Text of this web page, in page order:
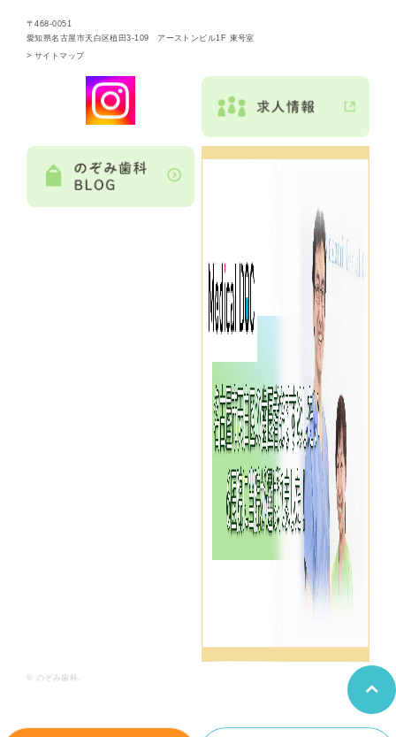
〒468-0051
愛知県名古屋市天白区植田3-109 アーストンビル1F 東号室
> サイトマップ
© のぞみ歯科.